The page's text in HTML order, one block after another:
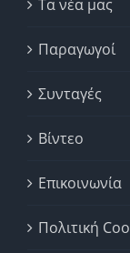
Τα νέα μας
Παραγωγοί
Συνταγές
Βίντεο
Επικοινωνία
Πολιτική